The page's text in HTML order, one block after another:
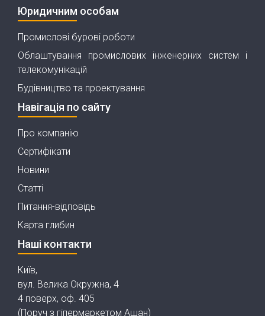
Юридичним особам
Промислові бурові роботи
Облаштування промислових інженерних систем і
телекомунікацій
Будівництво та проектування
Навігація по сайту
Про компанію
Сертифікати
Новини
Статті
Питання-відповідь
Карта глибин
Наші контакти
Київ,
вул. Велика Окружна, 4
4 поверх, оф. 405
(Поруч з гіпермаркетом Ашан)